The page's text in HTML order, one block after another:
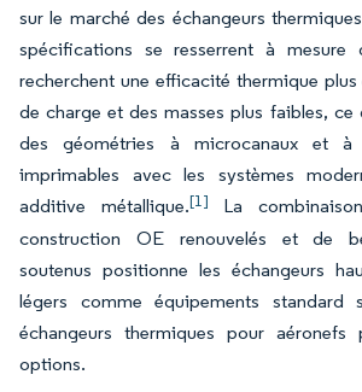
sur le marché des échangeurs
spécifications se resserrent à mesure
recherchent une efficacité thermique
de charge et des masses plus faibles,
des géométries à microcanaux et
imprimables avec les systèmes
additive métallique.[1] La
construction OE renouvelés et de
soutenus positionne les échangeurs
légers comme équipements standard
échangeurs thermiques pour
options.